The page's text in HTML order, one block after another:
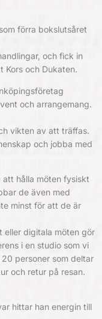
förra bokslutsåret
och fick in
Kors och Dukaten.
och arrangemang.
vikten av att träffas.
och jobba med
hålla möten fysiskt
de även med
minst för att de är
eller digitala möten gör
i en studio som vi
personer som deltar
och retur på resan.
hittar han energin till